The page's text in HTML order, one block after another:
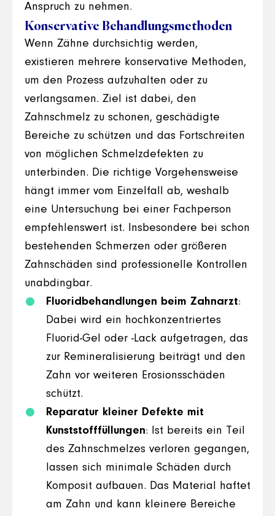
Anspruch zu nehmen.
Konservative Behandlungsmethoden
Wenn Zähne durchsichtig werden,
existieren mehrere konservative Methoden,
um den Prozess aufzuhalten oder zu
verlangsamen. Ziel ist dabei, den
Zahnschmelz zu schonen, geschädigte
Bereiche zu schützen und das Fortschreiten
von möglichen Schmelzdefekten zu
unterbinden. Die richtige Vorgehensweise
hängt immer vom Einzelfall ab, weshalb
eine Untersuchung bei einer Fachperson
empfehlenswert ist. Insbesondere bei schon
bestehenden Schmerzen oder größeren
Zahnschäden sind professionelle Kontrollen
unabdingbar.
Fluoridbehandlungen beim Zahnarzt:
Dabei wird ein hochkonzentriertes
Fluorid-Gel oder -Lack aufgetragen, das
zur Remineralisierung beiträgt und den
Zahn vor weiteren Erosionsschäden
schützt.
Reparatur kleiner Defekte mit
Kunststofffüllungen: Ist bereits ein Teil
des Zahnschmelzes verloren gegangen,
lassen sich minimale Schäden durch
Komposit aufbauen. Das Material haftet
am Zahn und kann kleinere Bereiche